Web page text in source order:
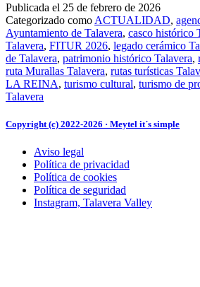
de
Publicada el 25 de febrero de 2026
Categorizado como ACTUALIDAD,
Ayuntamiento de Talavera, casco histórico
Talavera, FITUR 2026, legado cerámico
de Talavera, patrimonio histórico Talavera,
ruta Murallas Talavera, rutas turísticas
LA REINA, turismo cultural, turismo de
Talavera
Copyright (c) 2022-2026 · Meytel it´s simple
Aviso legal
Política de privacidad
Política de cookies
Política de seguridad
Instagram, Talavera Valley